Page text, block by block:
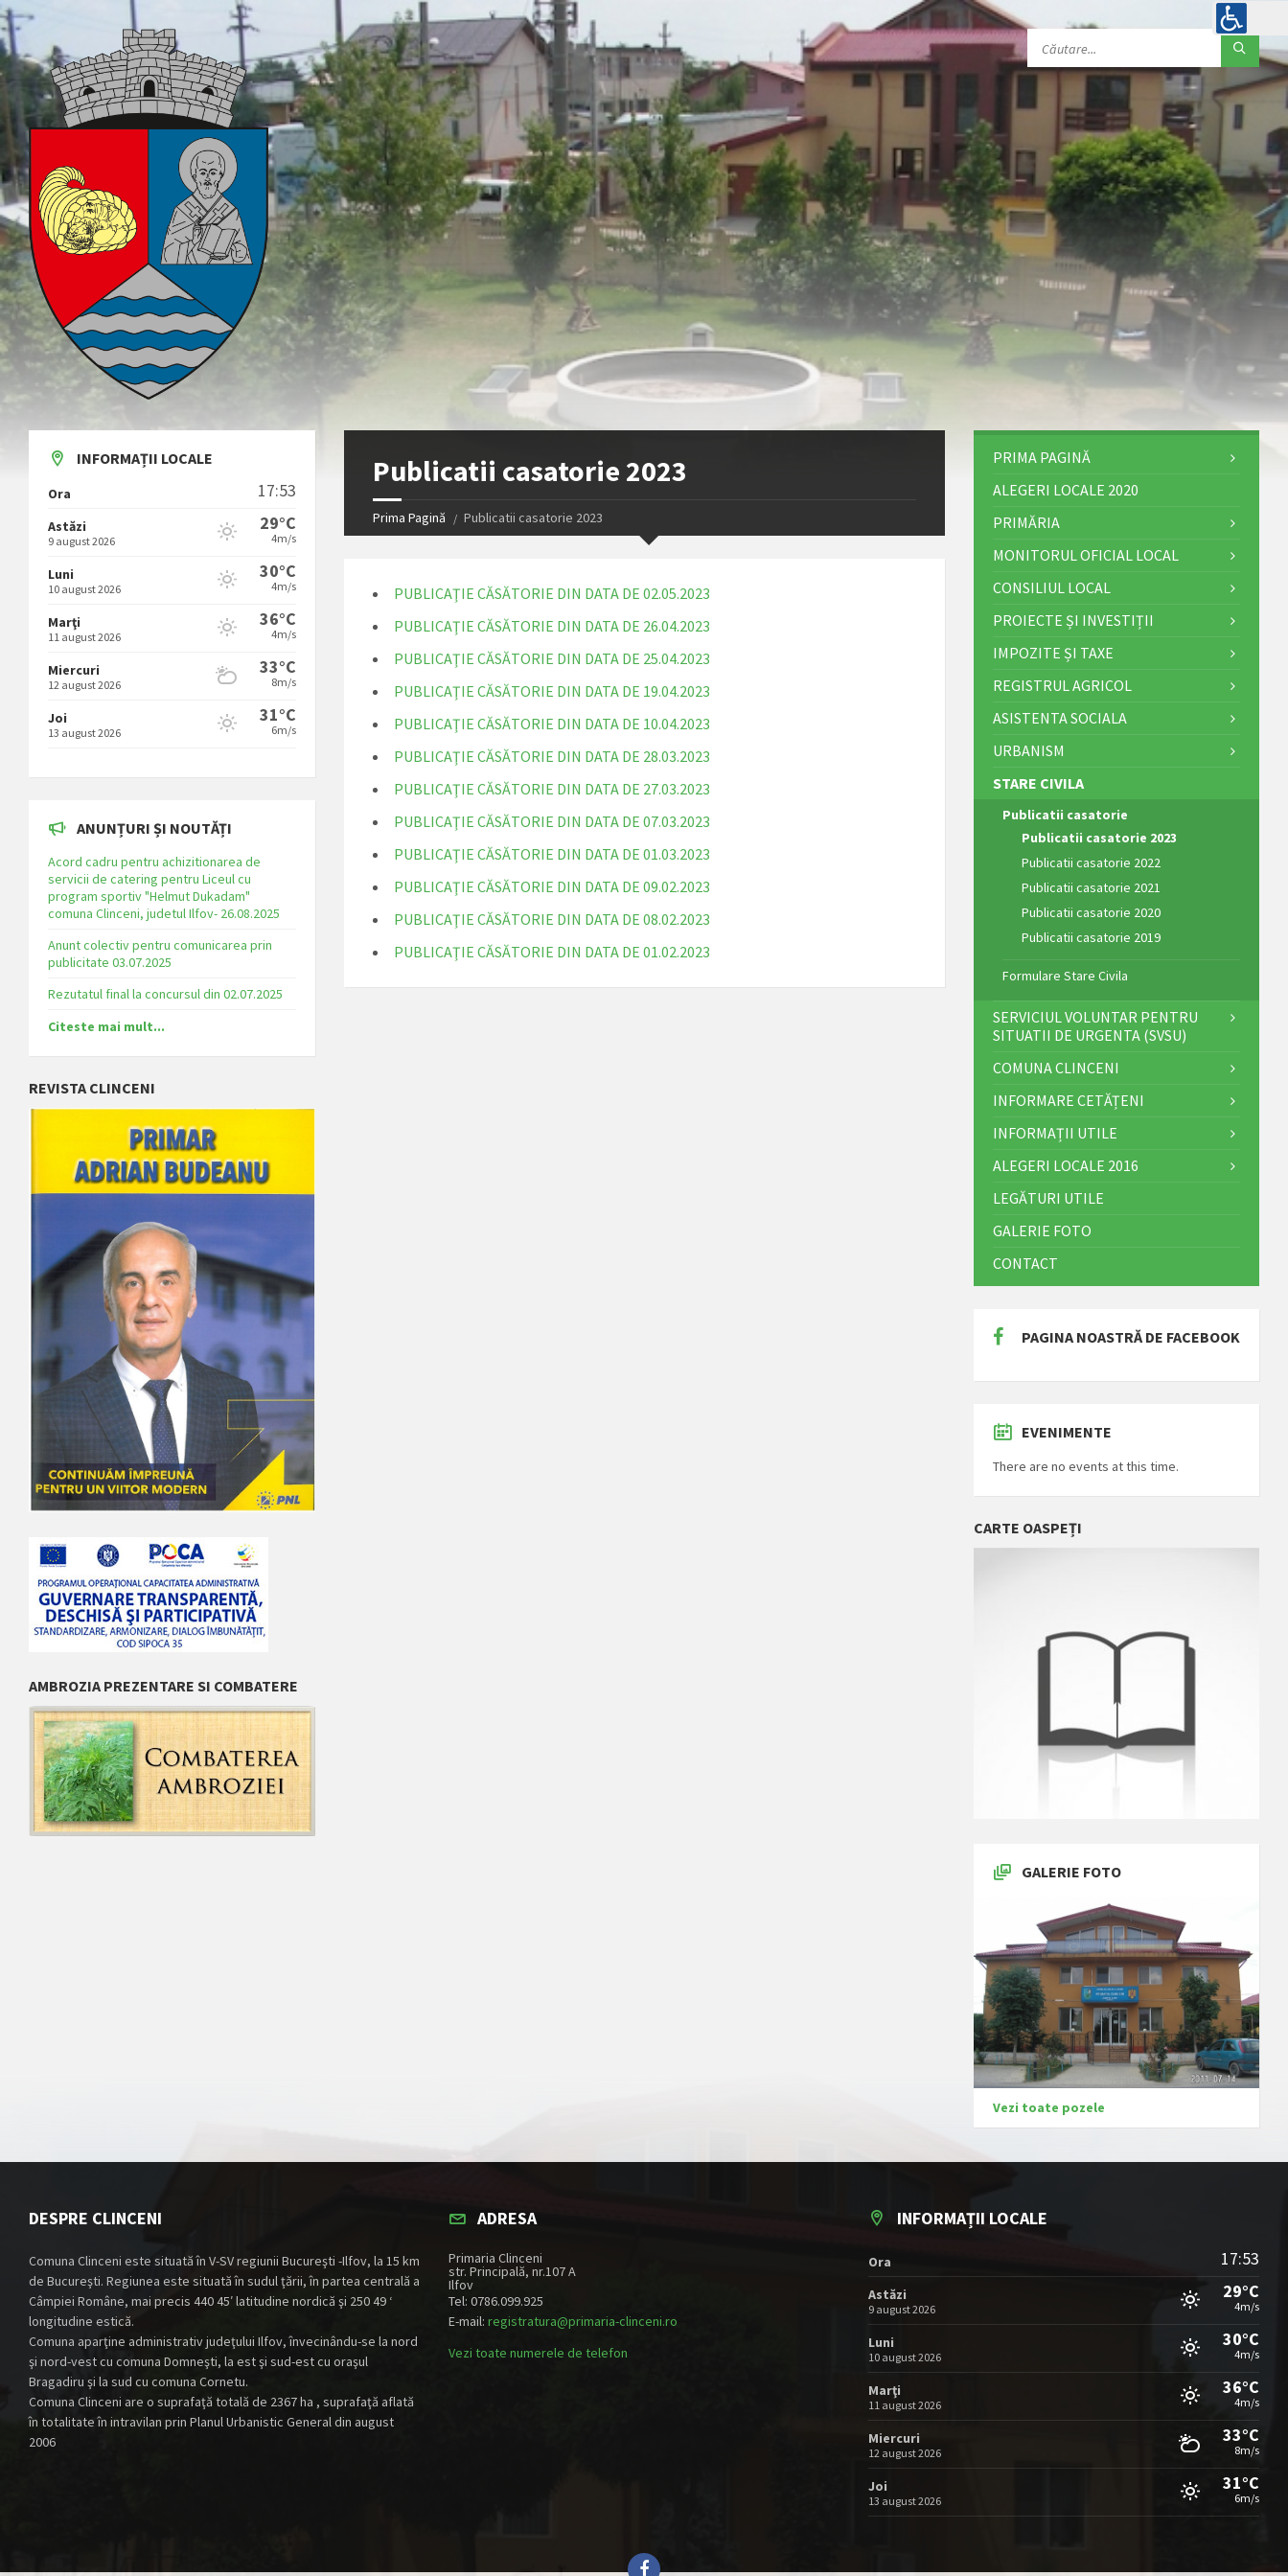
Publicatii casatorie 2023
Prima Pagină Publicatii casatorie 2023
PUBLICAŢIE CĂSĂTORIE DIN DATA DE 02.05.2023
PUBLICAŢIE CĂSĂTORIE DIN DATA DE 26.04.2023
PUBLICAŢIE CĂSĂTORIE DIN DATA DE 25.04.2023
PUBLICAŢIE CĂSĂTORIE DIN DATA DE 19.04.2023
PUBLICAŢIE CĂSĂTORIE DIN DATA DE 10.04.2023
PUBLICAŢIE CĂSĂTORIE DIN DATA DE 28.03.2023
PUBLICAŢIE CĂSĂTORIE DIN DATA DE 27.03.2023
PUBLICAŢIE CĂSĂTORIE DIN DATA DE 07.03.2023
PUBLICAŢIE CĂSĂTORIE DIN DATA DE 01.03.2023
PUBLICAŢIE CĂSĂTORIE DIN DATA DE 09.02.2023
PUBLICAŢIE CĂSĂTORIE DIN DATA DE 08.02.2023
PUBLICAŢIE CĂSĂTORIE DIN DATA DE 01.02.2023
INFORMAȚII LOCALE
Ora 17:53
Astăzi
9 august 2026
29°C
4m/s
Luni
10 august 2026
30°C
4m/s
Marţi
11 august 2026
36°C
4m/s
Miercuri
12 august 2026
33°C
8m/s
Joi
13 august 2026
31°C
6m/s
ANUNȚURI ȘI NOUTĂȚI
Acord cadru pentru achizitionarea de
servicii de catering pentru Liceul cu
program sportiv "Helmut Dukadam"
comuna Clinceni, judetul Ilfov- 26.08.2025
Anunt colectiv pentru comunicarea prin
publicitate 03.07.2025
Rezutatul final la concursul din 02.07.2025
Citeste mai mult...
REVISTA CLINCENI
AMBROZIA PREZENTARE SI COMBATERE
PRIMA PAGINĂ
ALEGERI LOCALE 2020
PRIMĂRIA
MONITORUL OFICIAL LOCAL
CONSILIUL LOCAL
PROIECTE ȘI INVESTIȚII
IMPOZITE ȘI TAXE
REGISTRUL AGRICOL
ASISTENTA SOCIALA
URBANISM
STARE CIVILA
Publicatii casatorie
Publicatii casatorie 2023
Publicatii casatorie 2022
Publicatii casatorie 2021
Publicatii casatorie 2020
Publicatii casatorie 2019
Formulare Stare Civila
SERVICIUL VOLUNTAR PENTRU
SITUATII DE URGENTA (SVSU)
COMUNA CLINCENI
INFORMARE CETĂȚENI
INFORMAȚII UTILE
ALEGERI LOCALE 2016
LEGĂTURI UTILE
GALERIE FOTO
CONTACT
PAGINA NOASTRĂ DE FACEBOOK
EVENIMENTE
There are no events at this time.
CARTE OASPEȚI
GALERIE FOTO
Vezi toate pozele
DESPRE CLINCENI
Comuna Clinceni este situată în V-SV regiunii Bucureşti -Ilfov, la 15 km
de Bucureşti. Regiunea este situată în sudul ţării, în partea centrală a
Câmpiei Române, mai precis 440 45′ latitudine nordică şi 250 49 ‘
longitudine estică.
Comuna aparţine administrativ judeţului Ilfov, învecinându-se la nord
şi nord-vest cu comuna Domneşti, la est şi sud-est cu oraşul
Bragadiru şi la sud cu comuna Cornetu.
Comuna Clinceni are o suprafaţă totală de 2367 ha , suprafaţă aflată
în totalitate în intravilan prin Planul Urbanistic General din august
2006
ADRESA
Primaria Clinceni
str. Principală, nr.107 A
Ilfov
Tel: 0786.099.925
E-mail: registratura@primaria-clinceni.ro
Vezi toate numerele de telefon
INFORMAȚII LOCALE
Ora 17:53
Astăzi
9 august 2026
29°C
4m/s
Luni
10 august 2026
30°C
4m/s
Marţi
11 august 2026
36°C
4m/s
Miercuri
12 august 2026
33°C
8m/s
Joi
13 august 2026
31°C
6m/s